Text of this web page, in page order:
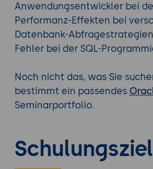
Anwendungsentwickler bei
Performanz-Effekten bei
Datenbank-
Fehler bei der SQL-
Noch nicht das, was Sie
bestimmt ein passendes
Seminarportfolio.
Schulungsziel